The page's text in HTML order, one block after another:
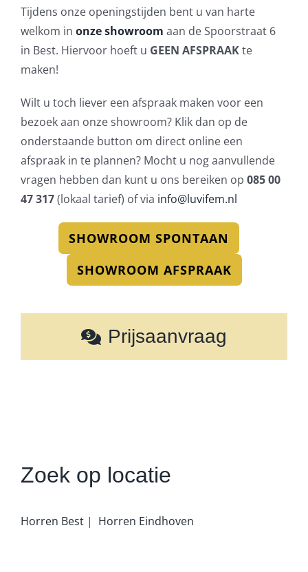
Tijdens onze openingstijden bent u van harte
welkom in onze showroom aan de Spoorstraat 6
in Best. Hiervoor hoeft u GEEN AFSPRAAKte
maken!
Wilt u toch liever een afspraak maken voor een
bezoek aan onze showroom? Klik dan op de
onderstaande button om direct online een
afspraak in te plannen? Mocht u nog aanvullende
vragen hebben dan kunt u ons bereiken op 085 00
47 317(lokaal tarief) of via info@luvifem.nl
SHOWROOM SPONTAAN
SHOWROOM AFSPRAAK
Prijsaanvraag
Zoek op locatie
Horren Best| Horren Eindhoven